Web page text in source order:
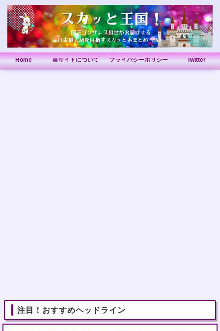
Home 当サイトについて プライバシーポリシー Twitter
注目！おすすめヘッドライン